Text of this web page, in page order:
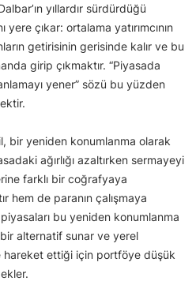
yıllardır sürdürdüğü
yere çıkar: ortalama yatırımcının
getirisinin gerisinde kalır ve bu
girip çıkmaktır. “Piyasada
yener” sözü bu yüzden
bir yeniden konumlanma olarak
ağırlığı azaltırken sermayeyi
farklı bir coğrafyaya
hem de paranın çalışmaya
bu yeniden konumlanma
alternatif sunar ve yerel
hareket ettiği için portföye düşük